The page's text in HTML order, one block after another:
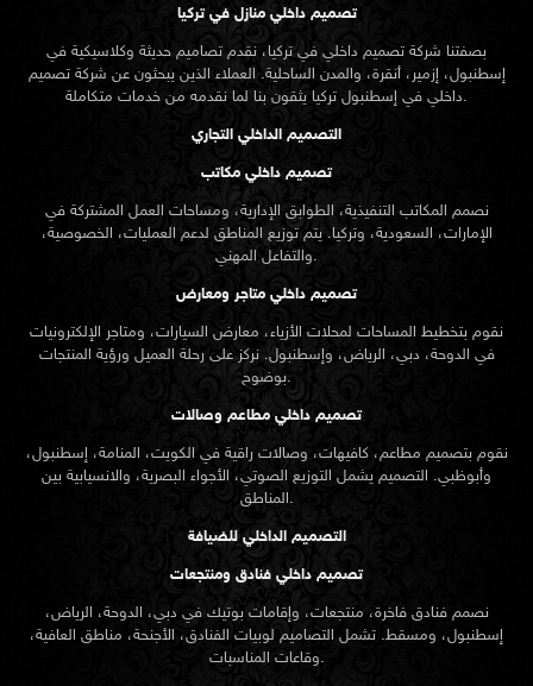
تصميم داخلي منازل في تركيا
بصفتنا شركة تصميم داخلي في تركيا، نقدم تصاميم حديثة وكلاسيكية في
إسطنبول، إزمير، أنقرة، والمدن الساحلية. العملاء الذين يبحثون عن شركة تصميم
داخلي في إسطنبولتركيا يثقون بنا لما نقدمه من خدمات متكاملة.
التصميم الداخلي التجاري
تصميم داخلي مكاتب
نصمم المكاتب التنفيذية، الطوابق الإدارية، ومساحات العمل المشتركة في
الإمارات، السعودية، وتركيا. يتم توزيع المناطق لدعم العمليات، الخصوصية،
والتفاعل المهني.
تصميم داخلي متاجر ومعارض
نقوم بتخطيط المساحات لمحلات الأزياء، معارض السيارات، ومتاجر الإلكترونيات
في الدوحة، دبي، الرياض، وإسطنبول. نركز على رحلة العميل ورؤية المنتجات
بوضوح.
تصميم داخلي مطاعم وصالات
نقوم بتصميم مطاعم، كافيهات، وصالات راقية في الكويت، المنامة، إسطنبول،
وأبوظبي. التصميم يشمل التوزيع الصوتي، الأجواء البصرية، والانسيابية بين
المناطق.
التصميم الداخلي للضيافة
تصميم داخلي فنادق ومنتجعات
نصمم فنادق فاخرة، منتجعات، وإقامات بوتيك في دبي، الدوحة، الرياض،
إسطنبول، ومسقط. تشمل التصاميم لوبيات الفنادق، الأجنحة، مناطق العافية،
وقاعات المناسبات.